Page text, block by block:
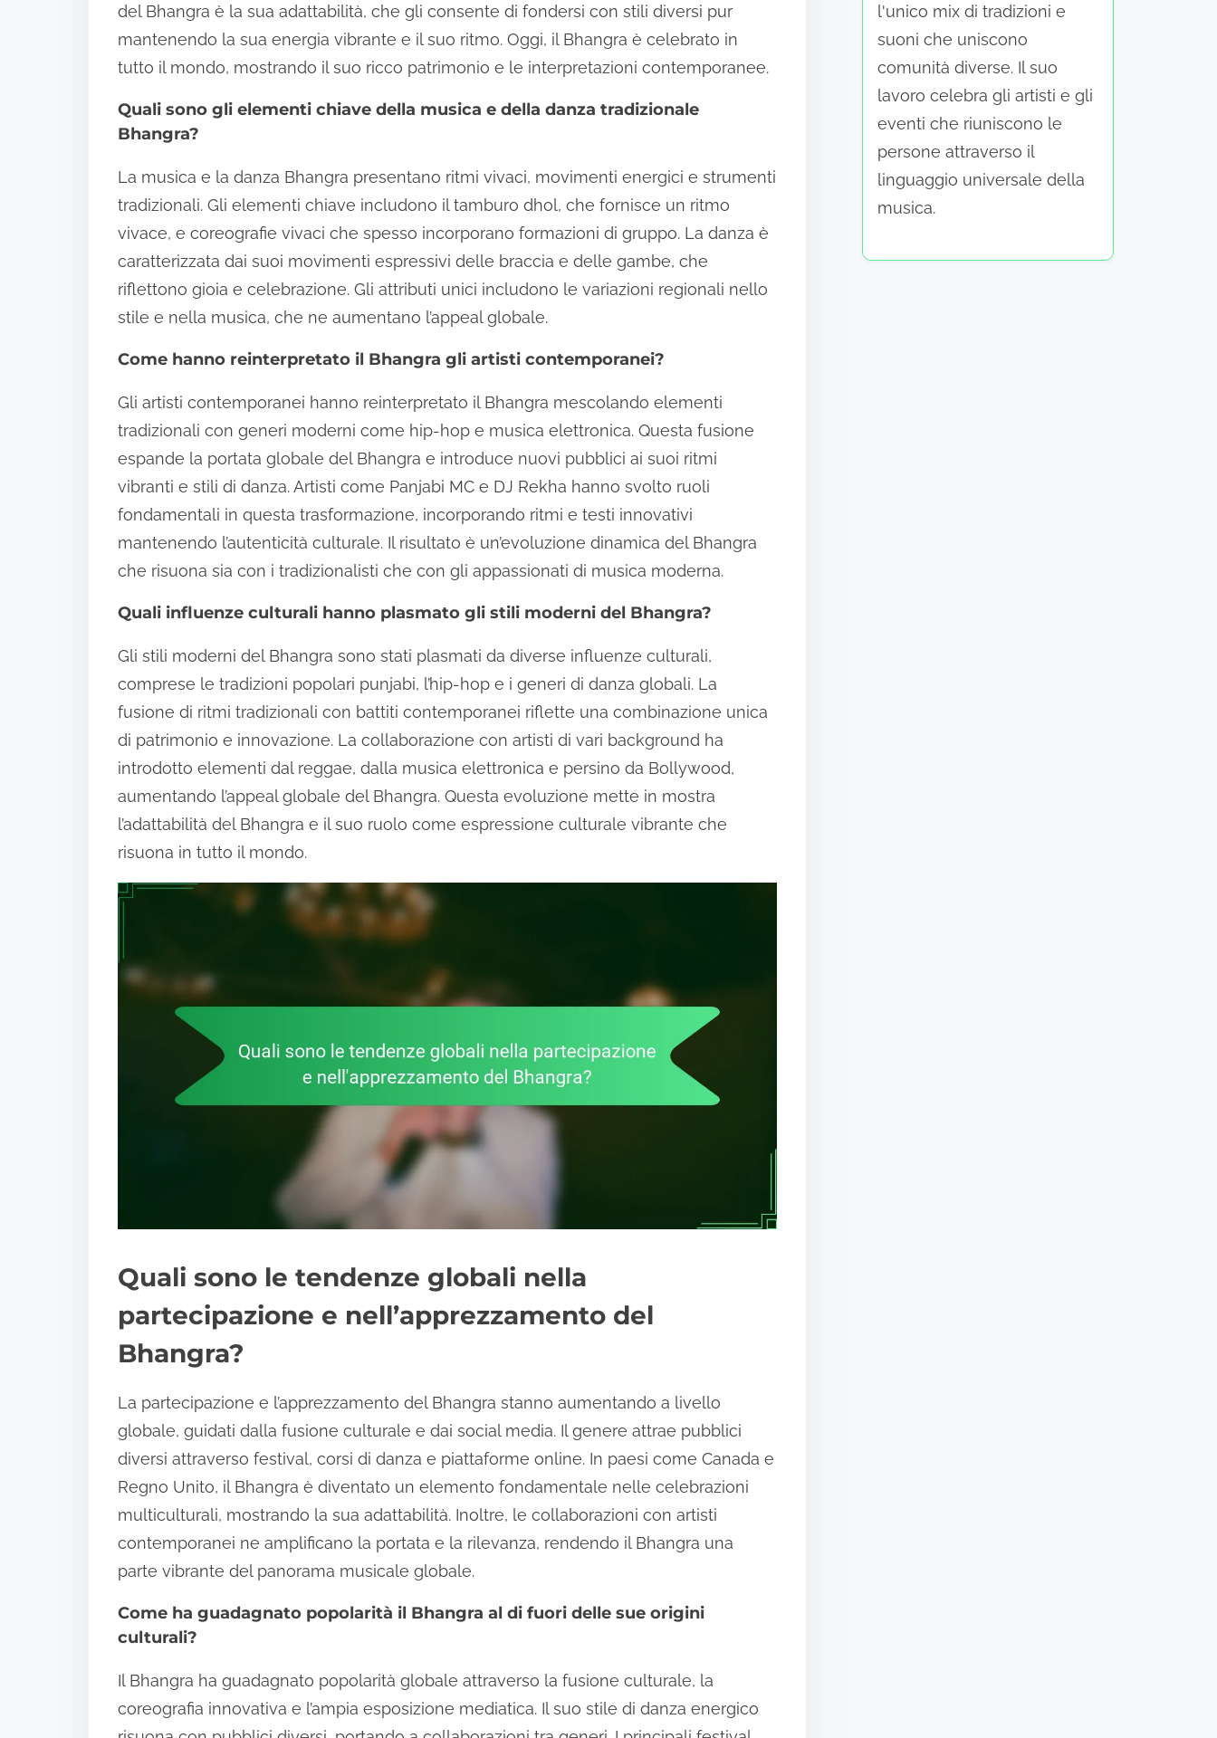
del Bhangra è la sua adattabilità, che gli consente di fondersi con stili diversi pur
mantenendo la sua energia vibrante e il suo ritmo. Oggi, il Bhangra è celebrato in
tutto il mondo, mostrando il suo ricco patrimonio e le interpretazioni contemporanee.
Quali sono gli elementi chiave della musica e della danza tradizionale
Bhangra?
La musica e la danza Bhangra presentano ritmi vivaci, movimenti energici e strumenti
tradizionali. Gli elementi chiave includono il tamburo dhol, che fornisce un ritmo
vivace, e coreografie vivaci che spesso incorporano formazioni di gruppo. La danza è
caratterizzata dai suoi movimenti espressivi delle braccia e delle gambe, che
riflettono gioia e celebrazione. Gli attributi unici includono le variazioni regionali nello
stile e nella musica, che ne aumentano l’appeal globale.
Come hanno reinterpretato il Bhangra gli artisti contemporanei?
Gli artisti contemporanei hanno reinterpretato il Bhangra mescolando elementi
tradizionali con generi moderni come hip-hop e musica elettronica. Questa fusione
espande la portata globale del Bhangra e introduce nuovi pubblici ai suoi ritmi
vibranti e stili di danza. Artisti come Panjabi MC e DJ Rekha hanno svolto ruoli
fondamentali in questa trasformazione, incorporando ritmi e testi innovativi
mantenendo l’autenticità culturale. Il risultato è un’evoluzione dinamica del Bhangra
che risuona sia con i tradizionalisti che con gli appassionati di musica moderna.
Quali influenze culturali hanno plasmato gli stili moderni del Bhangra?
Gli stili moderni del Bhangra sono stati plasmati da diverse influenze culturali,
comprese le tradizioni popolari punjabi, l’hip-hop e i generi di danza globali. La
fusione di ritmi tradizionali con battiti contemporanei riflette una combinazione unica
di patrimonio e innovazione. La collaborazione con artisti di vari background ha
introdotto elementi dal reggae, dalla musica elettronica e persino da Bollywood,
aumentando l’appeal globale del Bhangra. Questa evoluzione mette in mostra
l’adattabilità del Bhangra e il suo ruolo come espressione culturale vibrante che
risuona in tutto il mondo.
Quali sono le tendenze globali nella
partecipazione e nell’apprezzamento del
Bhangra?
La partecipazione e l’apprezzamento del Bhangra stanno aumentando a livello
globale, guidati dalla fusione culturale e dai social media. Il genere attrae pubblici
diversi attraverso festival, corsi di danza e piattaforme online. In paesi come Canada e
Regno Unito, il Bhangra è diventato un elemento fondamentale nelle celebrazioni
multiculturali, mostrando la sua adattabilità. Inoltre, le collaborazioni con artisti
contemporanei ne amplificano la portata e la rilevanza, rendendo il Bhangra una
parte vibrante del panorama musicale globale.
Come ha guadagnato popolarità il Bhangra al di fuori delle sue origini
culturali?
Il Bhangra ha guadagnato popolarità globale attraverso la fusione culturale, la
coreografia innovativa e l’ampia esposizione mediatica. Il suo stile di danza energico
l'unico mix di tradizioni e
suoni che uniscono
comunità diverse. Il suo
lavoro celebra gli artisti e gli
eventi che riuniscono le
persone attraverso il
linguaggio universale della
musica.